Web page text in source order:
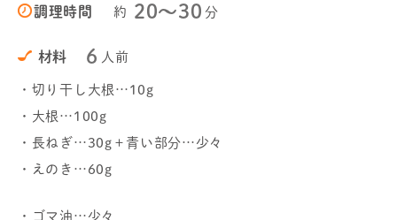
調理時間 約 20〜30 分
材料 6 人前
・切り干し大根…10g
・大根…100g
・長ねぎ…30g＋青い部分…少々
・えのき…60g
・ゴマ油…少々